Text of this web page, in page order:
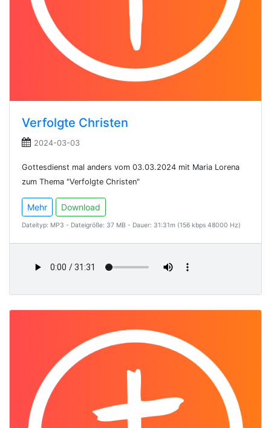
Verfolgte Christen
2024-03-03
Gottesdienst mal anders vom 03.03.2024 mit Maria Lorena
zum Thema "Verfolgte Christen"
Mehr Download
Dateityp: MP3 - Dateigröße: 37 MB - Dauer: 31:31m (156 kbps 48000 Hz)